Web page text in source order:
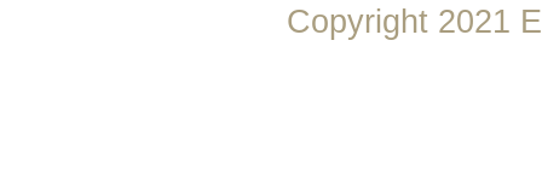
Copyright 2021